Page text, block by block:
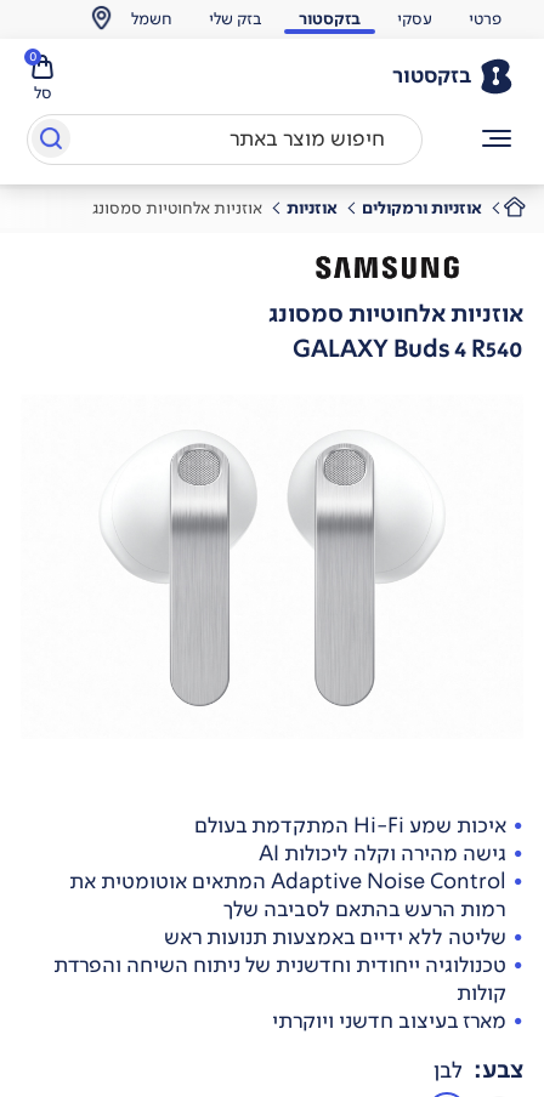
פרטי עסקי בזקסטור בזק שלי חשמל
בזקסטור
סל
0
אוזניות ורמקולים אוזניות אוזניות אלחוטיות סמסונג
אוזניות אלחוטיות סמסונג
GALAXY Buds 4 R540
איכות שמע Hi-Fi המתקדמת בעולם
גישה מהירה וקלה ליכולות AI
Adaptive Noise Control המתאים אוטומטית את
רמות הרעש בהתאם לסביבה שלך
שליטה ללא ידיים באמצעות תנועות ראש
טכנולוגיה ייחודית וחדשנית של ניתוח השיחה והפרדת
קולות
מארז בעיצוב חדשני ויוקרתי
צבע: לבן